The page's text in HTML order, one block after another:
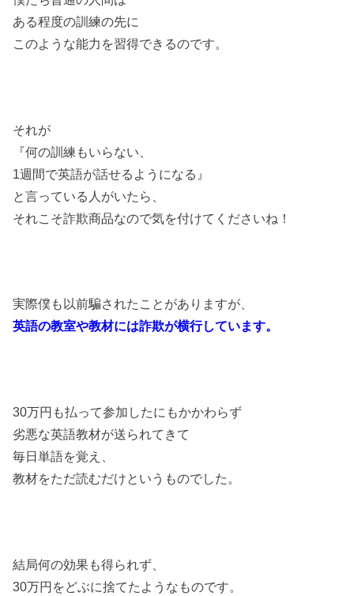
ある程度の訓練の先に
このような能力を習得できるのです。
それが
『何の訓練もいらない、
1週間で英語が話せるようになる』
と言っている人がいたら、
それこそ詐欺商品なので気を付けてくださいね！
実際僕も以前騙されたことがありますが、
英語の教室や教材には詐欺が横行しています。
30万円も払って参加したにもかかわらず
劣悪な英語教材が送られてきて
毎日単語を覚え、
教材をただ読むだけというものでした。
結局何の効果も得られず、
30万円をどぶに捨てたようなものです。